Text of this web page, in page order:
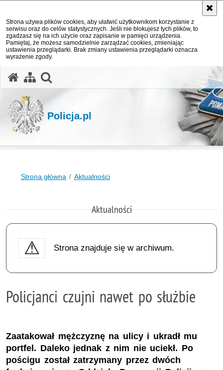
Strona używa plików cookies, aby ułatwić użytkownikom korzystanie z
serwisu oraz do celów statystycznych. Jeśli nie blokujesz tych plików, to
zgadzasz się na ich użycie oraz zapisanie w pamięci urządzenia.
Pamiętaj, że możesz samodzielnie zarządzać cookies, zmieniając
ustawienia przeglądarki. Brak zmiany ustawienia przeglądarki oznacza
wyrażenie zgody.
Policja.pl
Strona główna Aktualności
Aktualności
Strona znajduje się w archiwum.
Policjanci czujni nawet po służbie
Zaatakował mężczyznę na ulicy i ukradł mu
portfel. Daleko jednak z nim nie uciekł. Po
pościgu został zatrzymany przez dwóch